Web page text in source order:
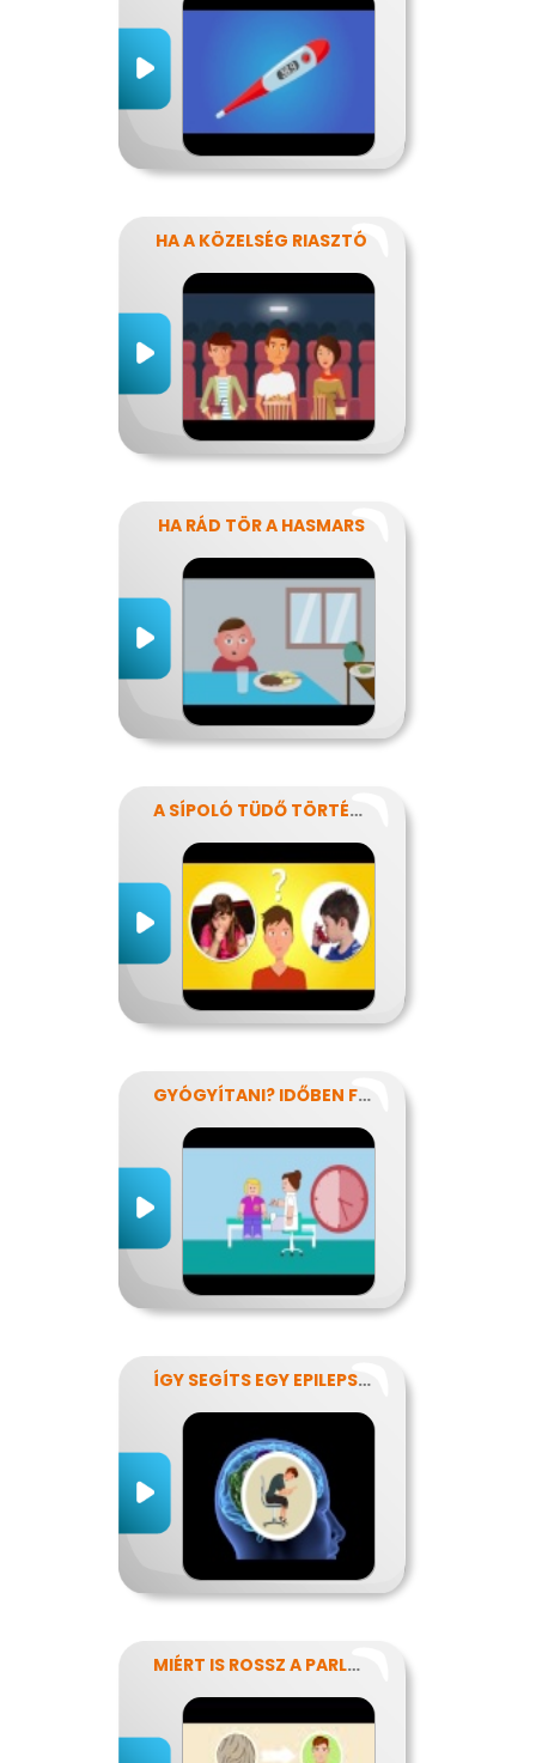
HA A KÖZELSÉG RIASZTÓ
HA RÁD TÖR A HASMARS
A SÍPOLÓ TÜDŐ TÖRTÉNETE
GYÓGYÍTANI? IDŐBEN FELISMERNI!
ÍGY SEGÍTS EGY EPILEPSZIÁSNAK
MIÉRT IS ROSSZ A PARLAGFŰ?